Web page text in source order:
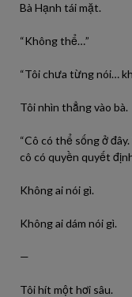
Bà Hạnh tái mặt.
“Không thể…”
“Tôi chưa từng nói…
Tôi nhìn thẳng vào bà.
“Cô có thể sống ở
cô có quyền quyết
Không ai nói gì.
Không ai dám nói gì.
—
Tôi hít một hơi sâu.